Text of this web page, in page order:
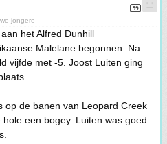
jongere
het Alfred Dunhill
Malelane begonnen. Na
vijfde met -5. Joost Luiten ging
op de banen van Leopard Creek
een bogey. Luiten was goed